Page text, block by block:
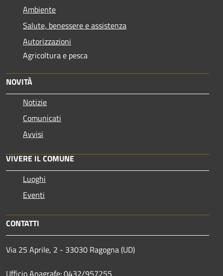
Ambiente
Salute, benessere e assistenza
Autorizzazioni
Agricoltura e pesca
NOVITÀ
Notizie
Comunicati
Avvisi
VIVERE IL COMUNE
Luoghi
Eventi
CONTATTI
Via 25 Aprile, 2 - 33030 Ragogna (UD)
Ufficio Anagrafe: 0432/957255